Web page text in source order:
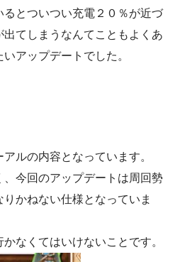
とついつい充電２０％が近づ
てしまうなんてこともよくあ
アップデートでした。
ルの内容となっています。
今回のアップデートは周回勢
かねない仕様となっていま
なくてはいけないことです。